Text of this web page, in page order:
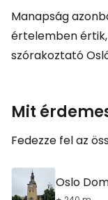
Manapság
értelemben értik,
szórakoztató
Mit
Fedezze fel az
Oslo